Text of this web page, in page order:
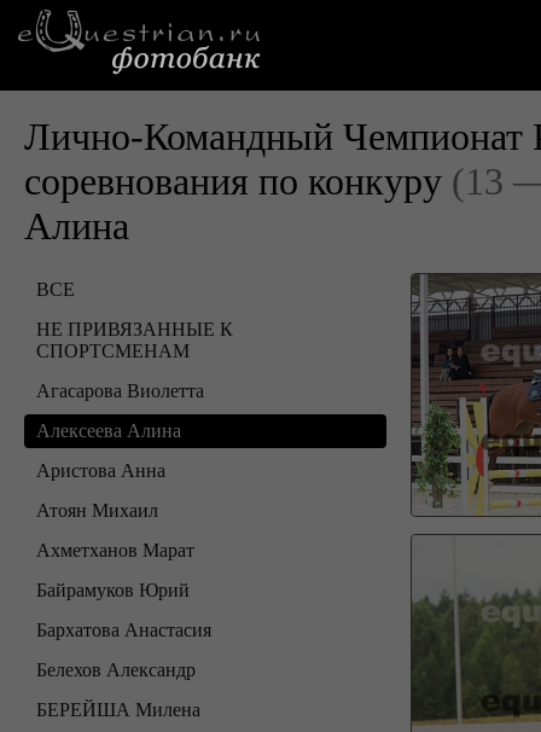
Лично-Командный Чемпионат
соревнования по конкуру (13
Алина
ВСЕ
НЕ ПРИВЯЗАННЫЕ К
СПОРТСМЕНАМ
Агасарова Виолетта
Алексеева Алина
Аристова Анна
Атоян Михаил
Ахметханов Марат
Байрамуков Юрий
Бархатова Анастасия
Белехов Александр
БЕРЕЙША Милена